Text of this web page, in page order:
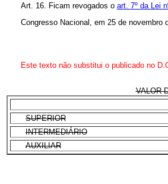
Art. 16. Ficam revogados o art. 7º da Lei
Congresso Nacional, em 25 de novembro
Este texto não substitui o publicado no
VALOR
SUPERIOR
INTERMEDIÁRIO
AUXILIAR